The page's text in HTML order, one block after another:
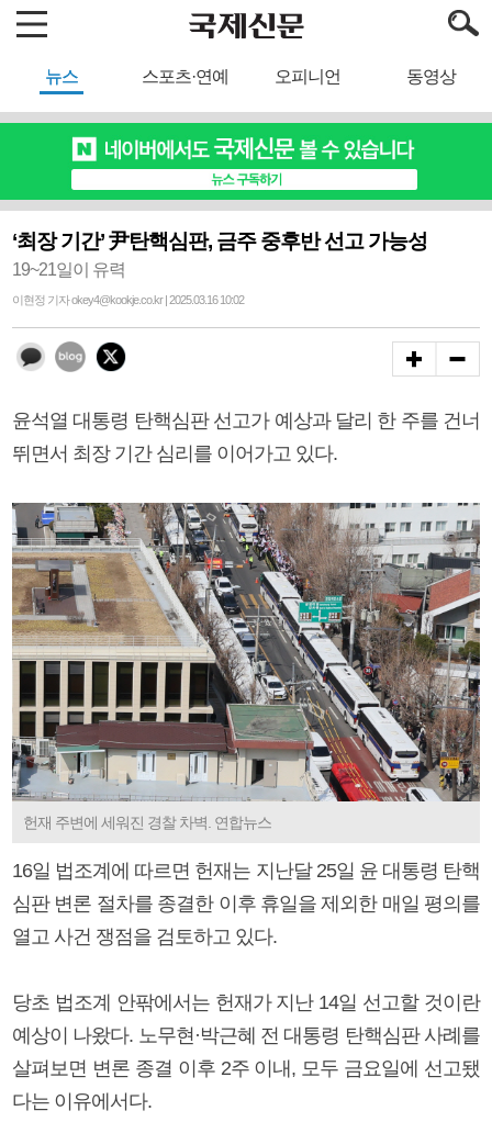
뉴스 스포츠·연예 오피니언 동영상
‘최장 기간’ 尹탄핵심판, 금주 중후반 선고 가능성
19~21일이 유력
이현정 기자 okey4@kookje.co.kr | 2025.03.16 10:02
윤석열 대통령 탄핵심판 선고가 예상과 달리 한 주를 건너
뛰면서 최장 기간 심리를 이어가고 있다.
헌재 주변에 세워진 경찰 차벽. 연합뉴스
16일 법조계에 따르면 헌재는 지난달 25일 윤 대통령 탄핵
심판 변론 절차를 종결한 이후 휴일을 제외한 매일 평의를
열고 사건 쟁점을 검토하고 있다.
당초 법조계 안팎에서는 헌재가 지난 14일 선고할 것이란
예상이 나왔다. 노무현·박근혜 전 대통령 탄핵심판 사례를
살펴보면 변론 종결 이후 2주 이내, 모두 금요일에 선고됐
다는 이유에서다.